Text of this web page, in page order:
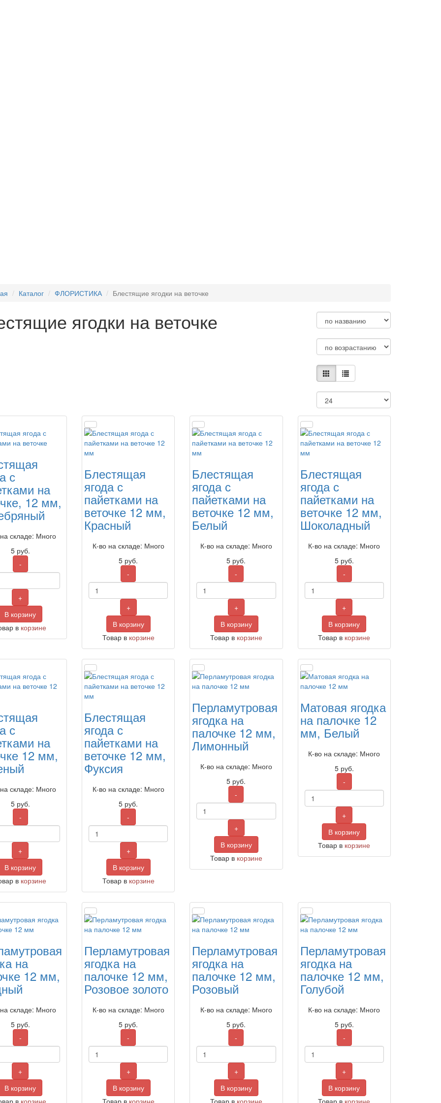
Каталог ФЛОРИСТИКА Блестящие ягодки на веточке
ягодки на веточке
с
на
12 мм,
складе: Много
5 руб.
-
+
В корзину
в корзине
Блестящая
ягода с
пайетками на
веточке 12 мм,
Красный
К-во на складе: Много
5 руб.
-
+
В корзину
Товар вкорзине
Блестящая
ягода с
пайетками на
веточке 12 мм,
Белый
К-во на складе: Много
5 руб.
-
+
В корзину
Товар вкорзине
Блестящая
ягода с
пайетками на
веточке 12 мм,
Шоколадный
К-во на складе: Много
5 руб.
-
+
В корзину
Товар в корзине
с
на
12 мм,
складе: Много
5 руб.
-
+
В корзину
в корзине
Блестящая
ягода с
пайетками на
веточке 12 мм,
Фуксия
К-во на складе: Много
5 руб.
-
+
В корзину
Товар вкорзине
Перламутровая
ягодка на
палочке 12 мм,
Лимонный
К-во на складе: Много
5 руб.
-
+
В корзину
Товар вкорзине
Матовая ягодка
на палочке 12
мм, Белый
К-во на складе: Много
5 руб.
-
+
В корзину
Товар в корзине
на
12 мм,
складе: Много
5 руб.
-
+
В корзину
Перламутровая
ягодка на
палочке 12 мм,
Розовое золото
К-во на складе: Много
5 руб.
-
+
В корзину
Перламутровая
ягодка на
палочке 12 мм,
Розовый
К-во на складе: Много
5 руб.
-
+
В корзину
Перламутровая
ягодка на
палочке 12 мм,
Голубой
К-во на складе: Много
5 руб.
-
+
В корзину